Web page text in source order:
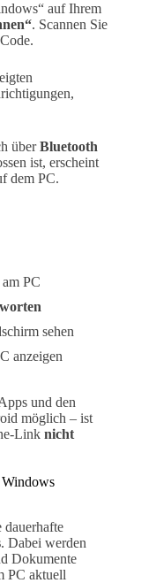
auf Ihrem
. Scannen Sie
überBluetooth
ist, erscheint
dem PC.
PC
sehen
anzeigen
und den
möglich – ist
Link nicht
. Dabei werden
Dokumente
PC aktuell